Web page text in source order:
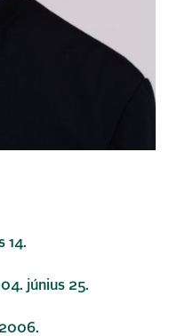
14.
június 25.